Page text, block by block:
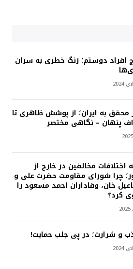
افراد دوستم؛ زنگ خطری به سران
به ایران؛ از پوشش ظاهری تا
پنهان – نگاهی مختصر
اختلافات مخالفین در خارج از
چرا شورای مقاومت حضرت علی و
خان، وفاداران احمد مسعود را
کرد؟
و شرارت؛ در پی جلب حمایت!